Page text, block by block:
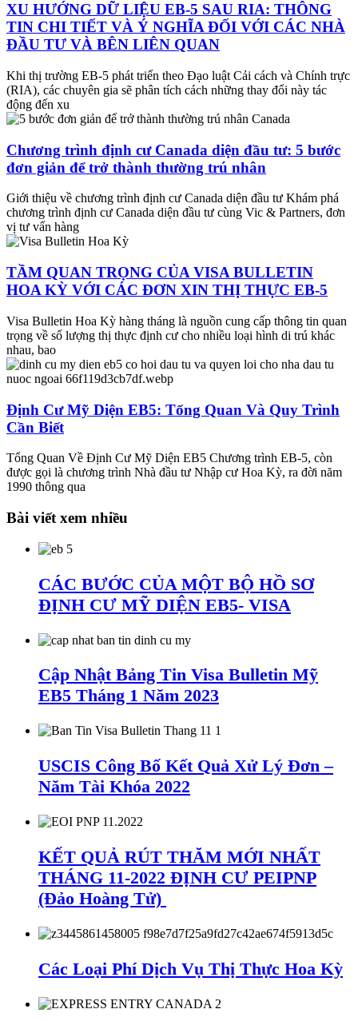
XU HƯỚNG DỮ LIỆU EB-5 SAU RIA: THÔNG
TIN CHI TIẾT VÀ Ý NGHĨA ĐỐI VỚI CÁC NHÀ
ĐẦU TƯ VÀ BÊN LIÊN QUAN
Khi thị trường EB-5 phát triển theo Đạo luật Cải cách và Chính trực
(RIA), các chuyên gia sẽ phân tích cách những thay đổi này tác
động đến xu
Chương trình định cư Canada diện đầu tư: 5 bước
đơn giản để trở thành thường trú nhân
Giới thiệu về chương trình định cư Canada diện đầu tư Khám phá
chương trình định cư Canada diện đầu tư cùng Vic & Partners, đơn
vị tư vấn hàng
TẦM QUAN TRỌNG CỦA VISA BULLETIN
HOA KỲ VỚI CÁC ĐƠN XIN THỊ THỰC EB-5
Visa Bulletin Hoa Kỳ hàng tháng là nguồn cung cấp thông tin quan
trọng về số lượng thị thực định cư cho nhiều loại hình di trú khác
nhau, bao
Định Cư Mỹ Diện EB5: Tổng Quan Và Quy Trình
Cần Biết
Tổng Quan Về Định Cư Mỹ Diện EB5 Chương trình EB-5, còn
được gọi là chương trình Nhà đầu tư Nhập cư Hoa Kỳ, ra đời năm
1990 thông qua
Bài viết xem nhiều
CÁC BƯỚC CỦA MỘT BỘ HỒ SƠ
ĐỊNH CƯ MỸ DIỆN EB5- VISA
Cập Nhật Bảng Tin Visa Bulletin Mỹ
EB5 Tháng 1 Năm 2023
USCIS Công Bố Kết Quả Xử Lý Đơn –
Năm Tài Khóa 2022
KẾT QUẢ RÚT THĂM MỚI NHẤT
THÁNG 11-2022 ĐỊNH CƯ PEIPNP
(Đảo Hoàng Tử)
Các Loại Phí Dịch Vụ Thị Thực Hoa Kỳ